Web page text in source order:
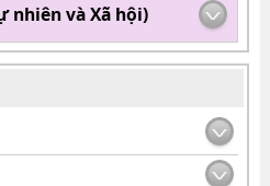
nhiên và Xã hội)